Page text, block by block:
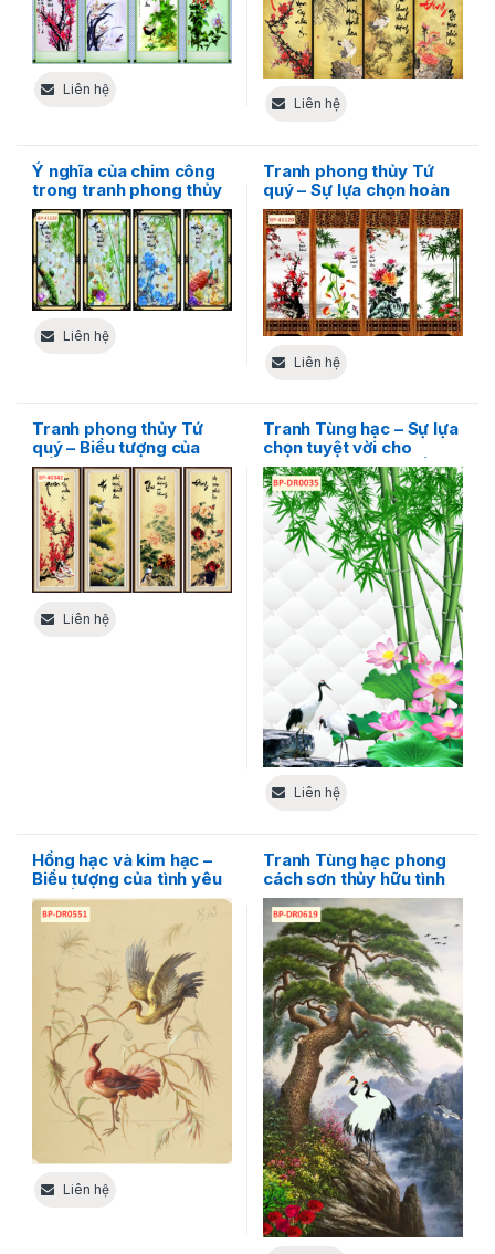
Liên hệ
Liên hệ
Ý nghĩa của chim công
trong tranh phong thủy
Tứ Quý
Liên hệ
Tranh phong thủy Tứ
quý – Sự lựa chọn hoàn
hảo cho phòng khách
của bạn
Liên hệ
Tranh phong thủy Tứ
quý – Biểu tượng của
bốn mùa
Liên hệ
Tranh Tùng hạc – Sự lựa
chọn tuyệt vời cho
không gian phòng tắm
Liên hệ
Hồng hạc và kim hạc –
Biểu tượng của tình yêu
và tiền bạc
Liên hệ
Tranh Tùng hạc phong
cách sơn thủy hữu tình
độc đáo